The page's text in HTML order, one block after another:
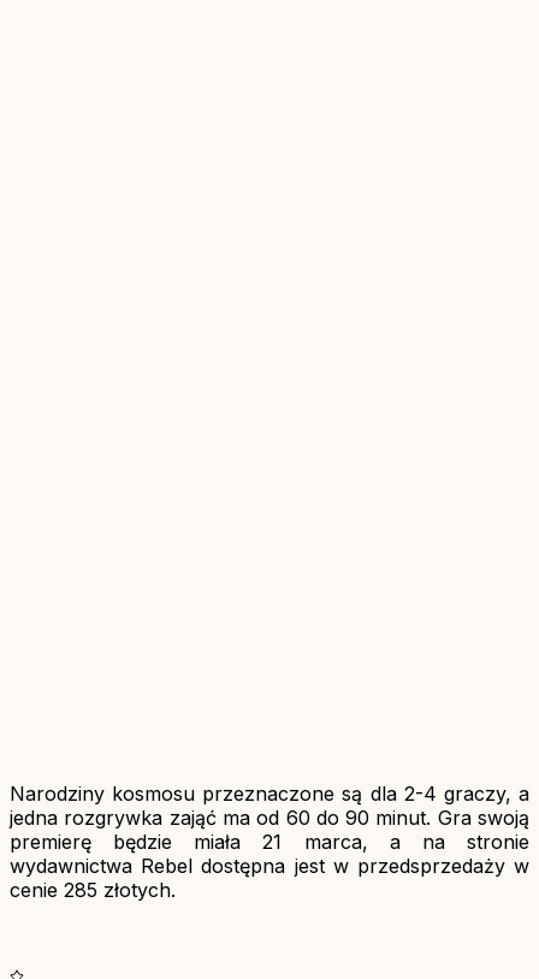
Narodziny kosmosu przeznaczone są dla 2-4 graczy, a
jedna rozgrywka zająć ma od 60 do 90 minut. Gra swoją
premierę będzie miała 21 marca, a na stronie
wydawnictwa Rebel dostępna jest w przedsprzedaży w
cenie 285 złotych.